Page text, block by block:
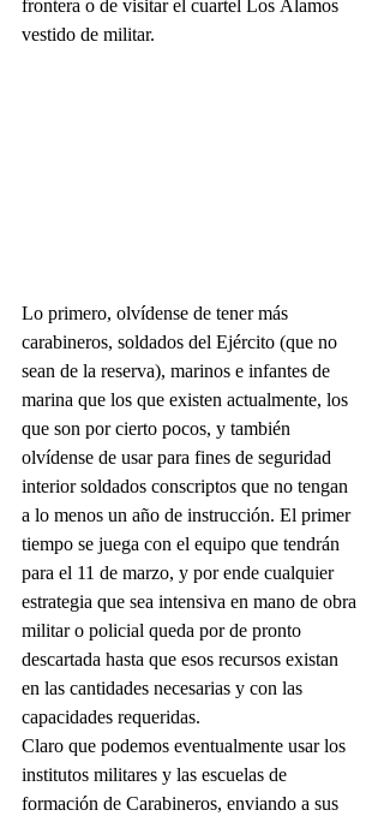
frontera o de visitar el cuartel Los Álamos
vestido de militar.
Lo primero, olvídense de tener más
carabineros, soldados del Ejército (que no
sean de la reserva), marinos e infantes de
marina que los que existen actualmente, los
que son por cierto pocos, y también
olvídense de usar para fines de seguridad
interior soldados conscriptos que no tengan
a lo menos un año de instrucción. El primer
tiempo se juega con el equipo que tendrán
para el 11 de marzo, y por ende cualquier
estrategia que sea intensiva en mano de obra
militar o policial queda por de pronto
descartada hasta que esos recursos existan
en las cantidades necesarias y con las
capacidades requeridas.
Claro que podemos eventualmente usar los
institutos militares y las escuelas de
formación de Carabineros, enviando a sus